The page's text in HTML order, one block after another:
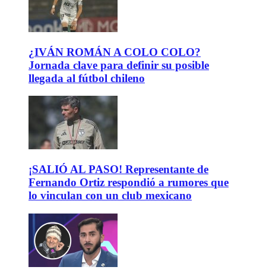
¿IVÁN ROMÁN A COLO COLO?
Jornada clave para definir su posible
llegada al fútbol chileno
¡SALIÓ AL PASO! Representante de
Fernando Ortiz respondió a rumores que
lo vinculan con un club mexicano